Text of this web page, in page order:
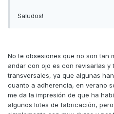
Saludos!
No te obsesiones que no son tan
andar con ojo es con revisarlas y
transversales, ya que algunas
cuanto a adherencia, en verano
me da la impresión de que ha
algunos lotes de fabricación,